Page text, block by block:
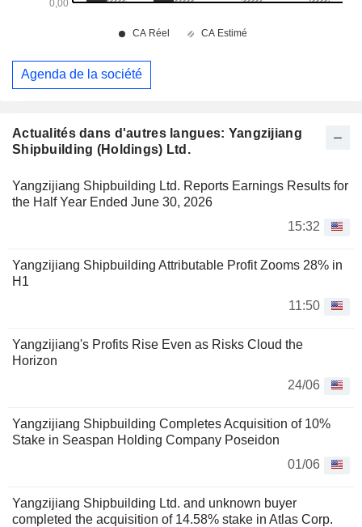
Actualités dans d'autres langues: Yangzijiang
Shipbuilding (Holdings) Ltd.
Yangzijiang Shipbuilding Ltd. Reports Earnings Results for
the Half Year Ended June 30, 2026
15:32
Yangzijiang Shipbuilding Attributable Profit Zooms 28% in
H1
11:50
Yangzijiang's Profits Rise Even as Risks Cloud the
Horizon
24/06
Yangzijiang Shipbuilding Completes Acquisition of 10%
Stake in Seaspan Holding Company Poseidon
01/06
Yangzijiang Shipbuilding Ltd. and unknown buyer
completed the acquisition of 14.58% stake in Atlas Corp.
Agenda de la société